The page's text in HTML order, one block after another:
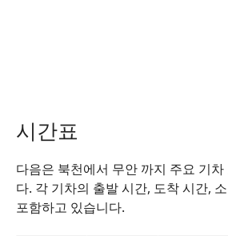
시간표
다음은 북천에서 무안 까지 주요 기
다. 각 기차의 출발 시간, 도착 시간,
포함하고 있습니다.